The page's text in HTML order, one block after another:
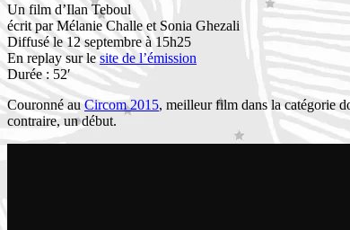
Un film d’Ilan Teboul
écrit par Mélanie Challe et Sonia Ghezali
Diffusé le 12 septembre à 15h25
En replay sur le site de l’émission
Durée : 52′
Couronné auCircom 2015, meilleur film dans la catégorie
contraire, un début.